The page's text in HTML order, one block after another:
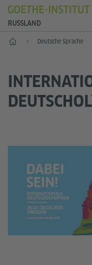
RUSSLAND
Start Deutsche Sprache